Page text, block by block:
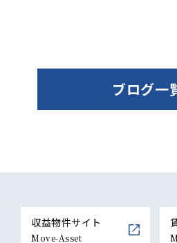
ブログ一
収益物件サイト
Move-Asset